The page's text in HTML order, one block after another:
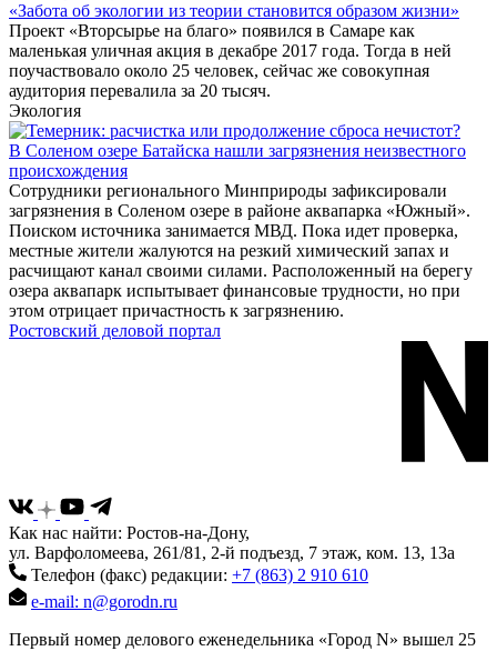
«Забота об экологии из теории становится образом жизни»
Проект «Вторсырье на благо» появился в Самаре как
маленькая уличная акция в декабре 2017 года. Тогда в ней
поучаствовало около 25 человек, сейчас же совокупная
аудитория перевалила за 20 тысяч.
Экология
В Соленом озере Батайска нашли загрязнения неизвестного
происхождения
Сотрудники регионального Минприроды зафиксировали
загрязнения в Соленом озере в районе аквапарка «Южный».
Поиском источника занимается МВД. Пока идет проверка,
местные жители жалуются на резкий химический запах и
расчищают канал своими силами. Расположенный на берегу
озера аквапарк испытывает финансовые трудности, но при
этом отрицает причастность к загрязнению.
Ростовский деловой портал
Как нас найти: Ростов-на-Дону,
ул. Варфоломеева, 261/81, 2-й подъезд, 7 этаж, ком. 13, 13а
Телефон (факс) редакции: +7 (863) 2 910 610
e-mail: n@gorodn.ru
Первый номер делового еженедельника «Город N» вышел 25